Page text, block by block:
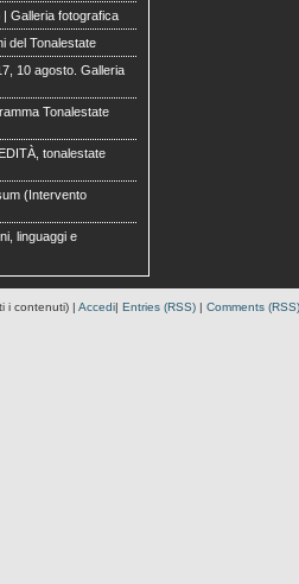
Galleria fotografica
del Tonalestate
10 agosto. Galleria
Tonalestate
tonalestate
(Intervento
linguaggi e
i contenuti) | Accedi| Entries (RSS) | Comments (RSS)